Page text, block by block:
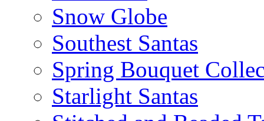
Snow Globe
Southest Santas
Spring Bouquet
Starlight Santas